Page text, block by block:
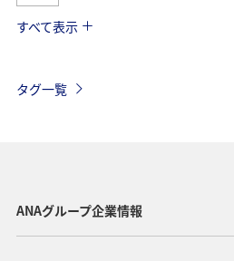
ANA釣り倶楽部
すべて表示
タグ一覧
ANAグループ企業情報